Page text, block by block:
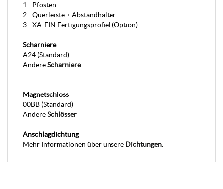
1 - Pfosten
2 - Querleiste + Abstandhalter
3 - XA-FIN Fertigungsprofiel (Option)
Scharniere
A24 (Standard)
AndereScharniere
Magnetschloss
00BB (Standard)
AndereSchlösser
Anschlagdichtung
Mehr Informationen über unsere Dichtungen